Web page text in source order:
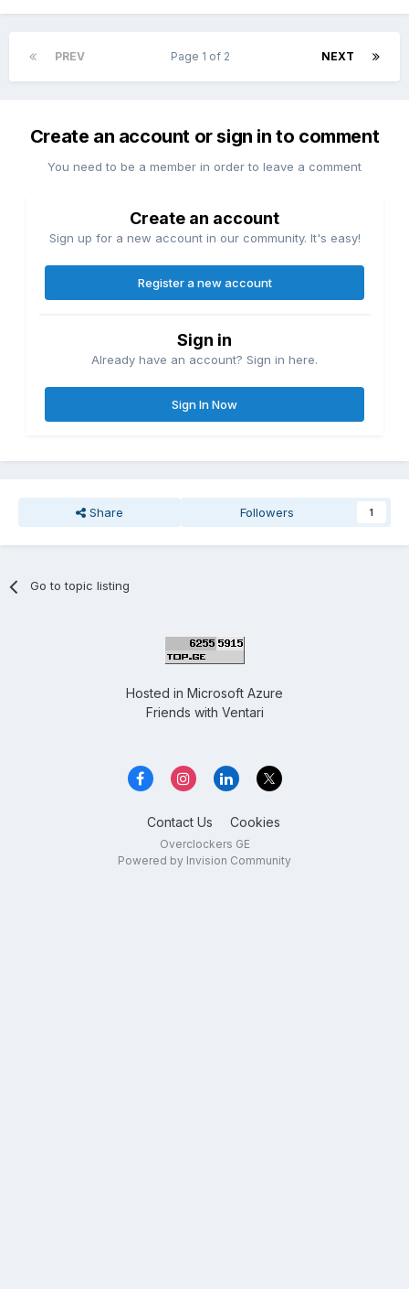
PREV NEXT
Page 1 of 2
Create an account or sign in to comment
You need to be a member in order to leave a comment
Create an account
Sign up for a new account in our community. It's easy!
Register a new account
Sign in
Already have an account? Sign in here.
Sign In Now
Share Followers 1
Go to topic listing
Hosted in Microsoft Azure
Friends with Ventari
Contact Us Cookies
Overclockers GE
Powered by Invision Community